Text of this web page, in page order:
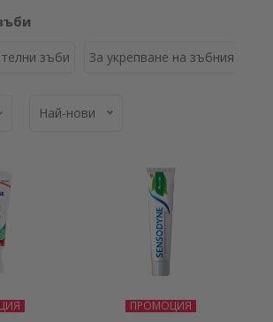
зъби За укрепване на зъбния
Най-нови
ПРОМОЦИЯ